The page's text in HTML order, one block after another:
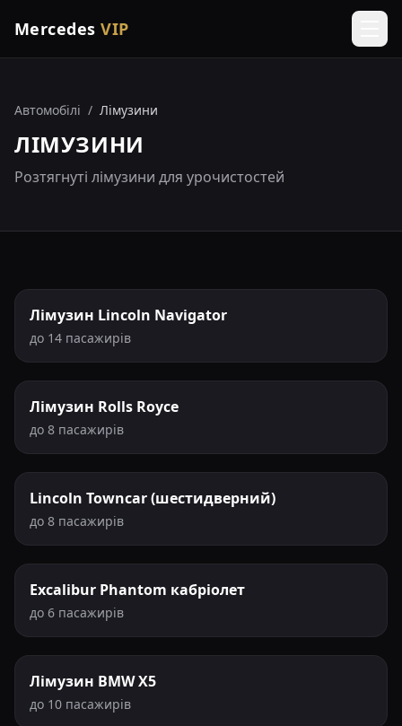
Mercedes VIP
Автомобілі / Лімузини
ЛІМУЗИНИ
Розтягнуті лімузини для урочистостей
Лімузин Lincoln Navigator
до 14 пасажирів
Лімузин Rolls Royce
до 8 пасажирів
Lincoln Towncar (шестидверний)
до 8 пасажирів
Excalibur Phantom кабріолет
до 6 пасажирів
Лімузин BMW X5
до 10 пасажирів